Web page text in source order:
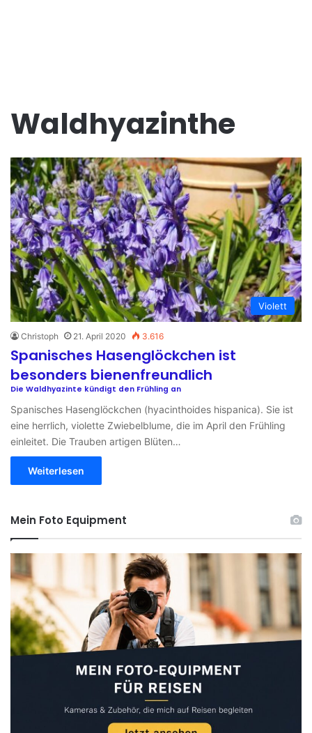
Waldhyazinthe
Violett
Christoph 21. April 2020 3.616
Spanisches Hasenglöckchen ist
besonders bienenfreundlich
Die Waldhyazinte kündigt den Frühling an
Spanisches Hasenglöckchen (hyacinthoides hispanica). Sie ist
eine herrlich, violette Zwiebelblume, die im April den Frühling
einleitet. Die Trauben artigen Blüten…
Weiterlesen
Mein Foto Equipment